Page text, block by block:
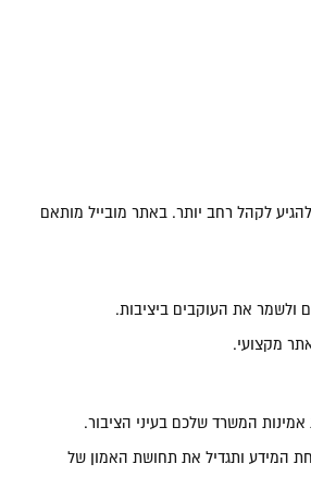
לקהל רחב יותר. באתר מובייל מותאם
ולשמר את העוקבים ביציבות.
מקצועי.
המשרד שלכם בעיני הציבור.
המידע ותגדיל את תחושת האמון של